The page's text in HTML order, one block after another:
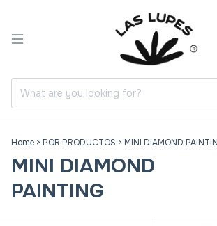
Home > POR PRODUCTOS > MINI DIAMOND
MINI DIAMOND
PAINTING